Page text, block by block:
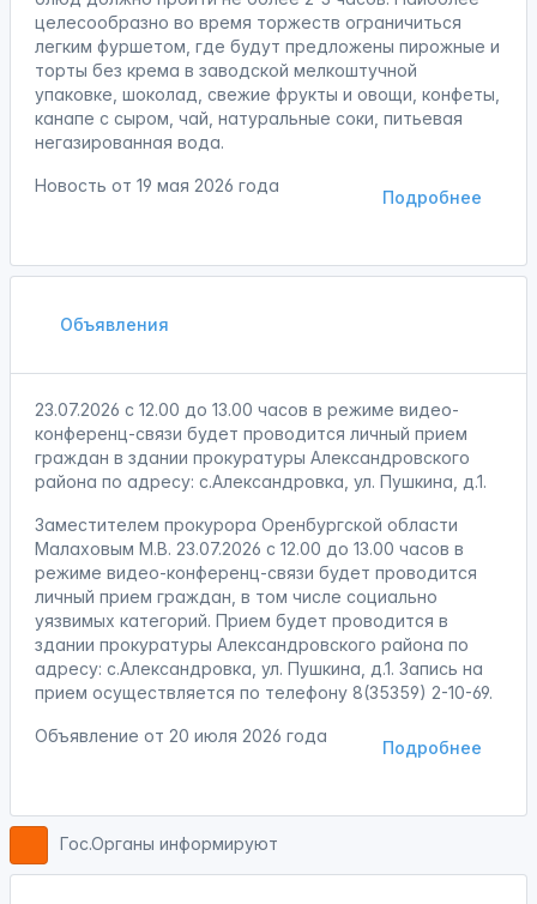
целесообразно во время торжеств ограничиться
легким фуршетом, где будут предложены пирожные и
торты без крема в заводской мелкоштучной
упаковке, шоколад, свежие фрукты и овощи, конфеты,
канапе с сыром, чай, натуральные соки, питьевая
негазированная вода.
Подробнее
Новость от 19 мая 2026 года
Объявления
23.07.2026 с 12.00 до 13.00 часов в режиме видео-
конференц-связи будет проводится личный прием
граждан в здании прокуратуры Александровского
района по адресу: с.Александровка, ул. Пушкина, д.1.
Заместителем прокурора Оренбургской области
Малаховым М.В. 23.07.2026 с 12.00 до 13.00 часов в
режиме видео-конференц-связи будет проводится
личный прием граждан, в том числе социально
уязвимых категорий. Прием будет проводится в
здании прокуратуры Александровского района по
адресу: с.Александровка, ул. Пушкина, д.1. Запись на
прием осуществляется по телефону 8(35359) 2-10-69.
Подробнее
Объявление от 20 июля 2026 года
Гос.Органы информируют